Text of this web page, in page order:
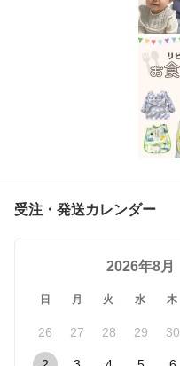
受注・発送カレンダー
2026年8月
日 月 火 水 木
26 27 28 29 30